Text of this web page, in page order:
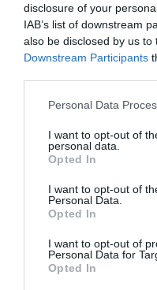
disclosure of your
IAB’s list of downstream
also be disclosed by us to
Downstream Participants
Please note that this
not limited to your visit or
grant or deny consent to
use your data for below
consent section.
Personal Data
I want to opt-out of
personal data.
Opted In
I want to opt-out of
Personal Data.
Opted In
I want to opt-out of
Personal Data for
Opted In
Figyelem! A cikkhez hozzáfűzött
tükrözik. A szerkesztőség
Kérjük, kulturáltan, mások
tartásával kommenteljenek!